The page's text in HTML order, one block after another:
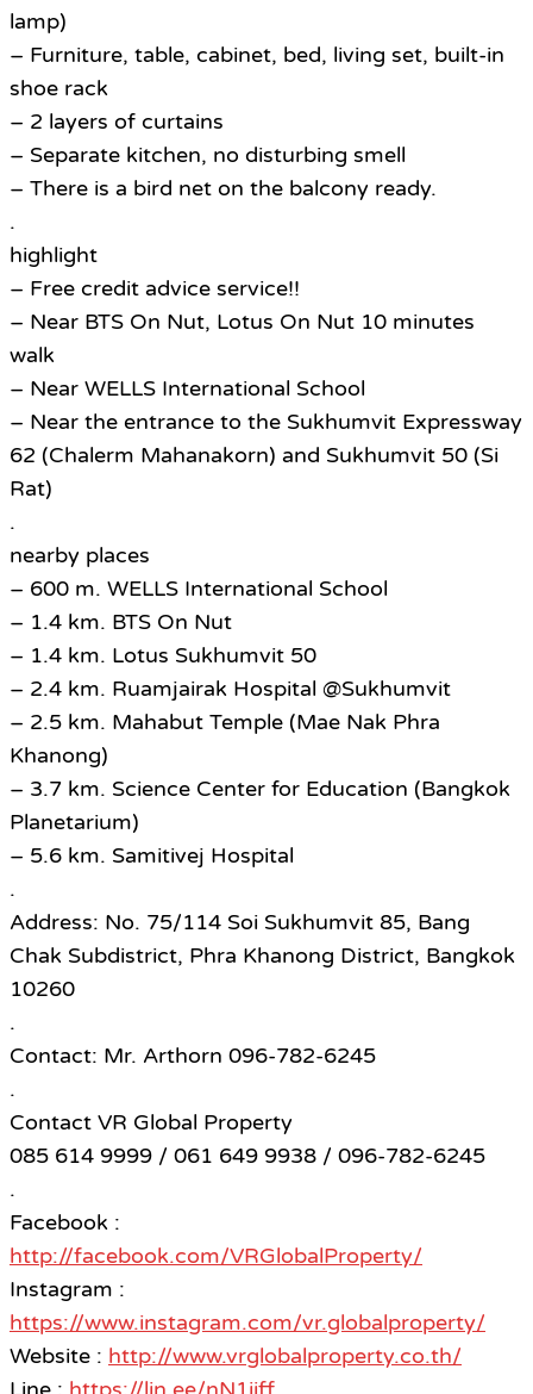
lamp)
– Furniture, table, cabinet, bed, living set, built-in
shoe rack
– 2 layers of curtains
– Separate kitchen, no disturbing smell
– There is a bird net on the balcony ready.
.
highlight
– Free credit advice service!!
– Near BTS On Nut, Lotus On Nut 10 minutes
walk
– Near WELLS International School
– Near the entrance to the Sukhumvit Expressway
62 (Chalerm Mahanakorn) and Sukhumvit 50 (Si
Rat)
.
nearby places
– 600 m. WELLS International School
– 1.4 km. BTS On Nut
– 1.4 km. Lotus Sukhumvit 50
– 2.4 km. Ruamjairak Hospital @Sukhumvit
– 2.5 km. Mahabut Temple (Mae Nak Phra
Khanong)
– 3.7 km. Science Center for Education (Bangkok
Planetarium)
– 5.6 km. Samitivej Hospital
.
Address: No. 75/114 Soi Sukhumvit 85, Bang
Chak Subdistrict, Phra Khanong District, Bangkok
10260
.
Contact: Mr. Arthorn 096-782-6245
.
Contact VR Global Property
085 614 9999 / 061 649 9938 / 096-782-6245
.
Facebook :
http://facebook.com/VRGlobalProperty/
Instagram :
https://www.instagram.com/vr.globalproperty/
Website : http://www.vrglobalproperty.co.th/